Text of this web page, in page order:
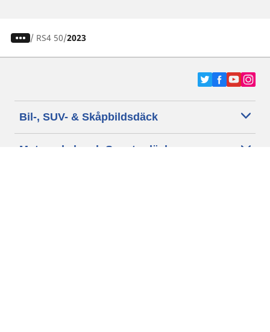
/ RS4 50 2023
Bil-, SUV- & Skåpbildsdäck
Motorcykel- och Scooterdäck